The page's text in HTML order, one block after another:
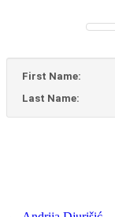
First Name:
Last Name: